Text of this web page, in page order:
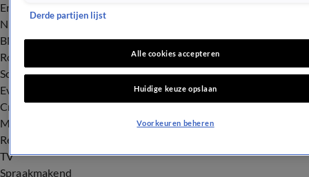
Entertainment
Nieuws
BN'ers
Royalty
Songfestival
Evenementen
Crime
Misdaad
Rechtszaken
TV
Spraakmakend
Derde partijen lijst
Alle cookies accepteren
Huidige keuze opslaan
Voorkeuren beheren